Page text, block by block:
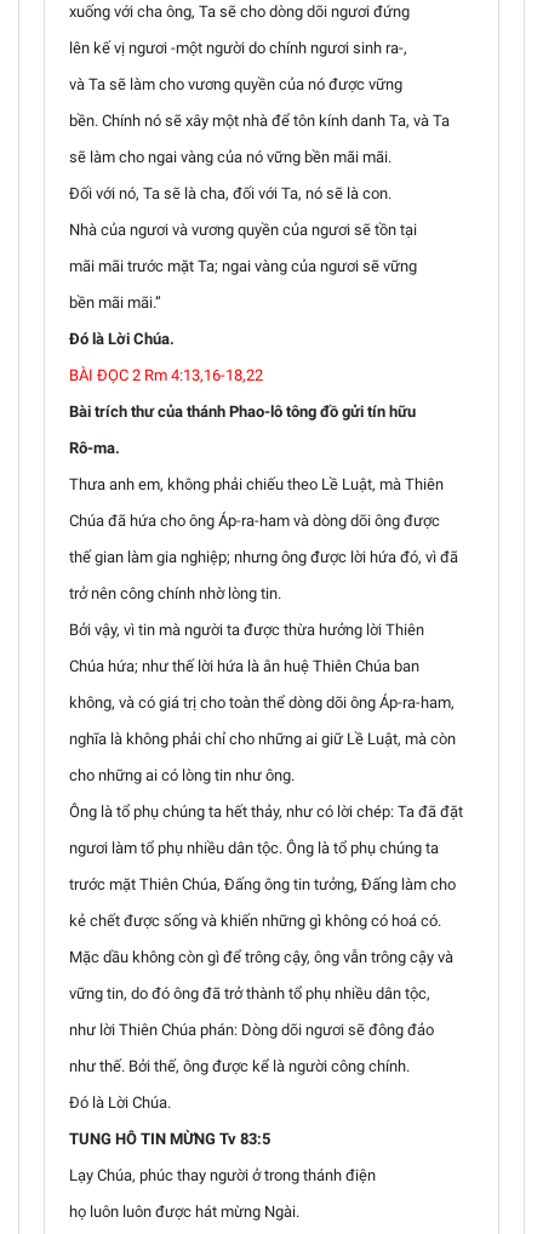
xuống với cha ông, Ta sẽ cho dòng dõi ngươi đứng
lên kế vị ngươi -một người do chính ngươi sinh ra-,
và Ta sẽ làm cho vương quyền của nó được vững
bền. Chính nó sẽ xây một nhà để tôn kính danh Ta, và Ta
sẽ làm cho ngai vàng của nó vững bền mãi mãi.
Đối với nó, Ta sẽ là cha, đối với Ta, nó sẽ là con.
Nhà của ngươi và vương quyền của ngươi sẽ tồn tại
mãi mãi trước mặt Ta; ngai vàng của ngươi sẽ vững
bền mãi mãi.”
Đó là Lời Chúa.
BÀI ĐỌC 2 Rm 4:13,16-18,22
Bài trích thư của thánh Phao-lô tông đồ gửi tín hữu
Rô-ma.
Thưa anh em, không phải chiếu theo Lề Luật, mà Thiên
Chúa đã hứa cho ông Áp-ra-ham và dòng dõi ông được
thế gian làm gia nghiệp; nhưng ông được lời hứa đó, vì đã
trở nên công chính nhờ lòng tin.
Bởi vậy, vì tin mà người ta được thừa hưởng lời Thiên
Chúa hứa; như thế lời hứa là ân huệ Thiên Chúa ban
không, và có giá trị cho toàn thể dòng dõi ông Áp-ra-ham,
nghĩa là không phải chỉ cho những ai giữ Lề Luật, mà còn
cho những ai có lòng tin như ông.
Ông là tổ phụ chúng ta hết thảy, như có lời chép: Ta đã đặt
ngươi làm tổ phụ nhiều dân tộc. Ông là tổ phụ chúng ta
trước mặt Thiên Chúa, Đấng ông tin tưởng, Đấng làm cho
kẻ chết được sống và khiến những gì không có hoá có.
Mặc dầu không còn gì để trông cậy, ông vẫn trông cậy và
vững tin, do đó ông đã trở thành tổ phụ nhiều dân tộc,
như lời Thiên Chúa phán: Dòng dõi ngươi sẽ đông đảo
như thế. Bởi thế, ông được kể là người công chính.
Đó là Lời Chúa.
TUNG HÔ TIN MỪNG Tv 83:5
Lạy Chúa, phúc thay người ở trong thánh điện
họ luôn luôn được hát mừng Ngài.